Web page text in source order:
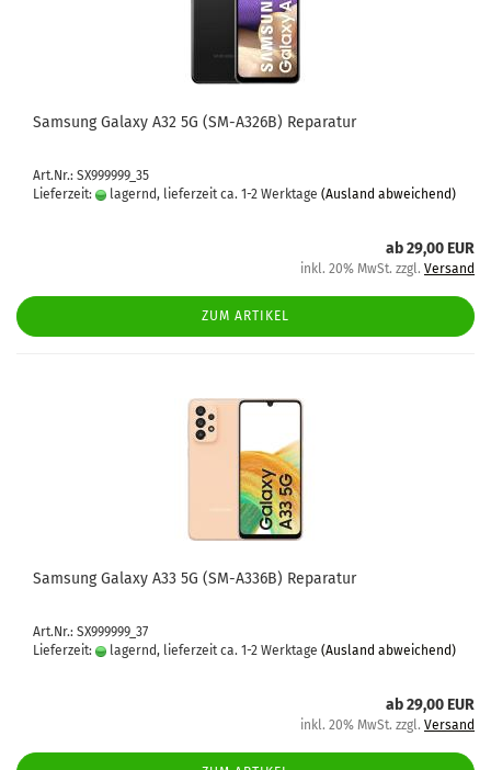
Sam­sung Ga­la­xy A32 5G (SM-​A326B) Re­pa­ra­tur
Art.Nr.: SX999999_35
Lieferzeit:
lagernd, lieferzeit ca. 1-2 Werktage (Ausland abweichend)
ab 29,00 EUR
inkl. 20% MwSt. zzgl. Versand
ZUM ARTIKEL
Sam­sung Ga­la­xy A33 5G (SM-​A336B) Re­pa­ra­tur
Art.Nr.: SX999999_37
Lieferzeit:
lagernd, lieferzeit ca. 1-2 Werktage (Ausland abweichend)
ab 29,00 EUR
inkl. 20% MwSt. zzgl. Versand